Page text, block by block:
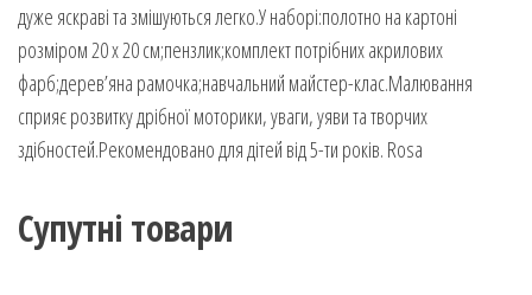
дуже яскраві та змішуються легко.У наборі:полотно на картоні
розміром 20 х 20 см;пензлик;комплект потрібних акрилових
фарб;дерев’яна рамочка;навчальний майстер-клас.Малювання
сприяє розвитку дрібної моторики, уваги, уяви та творчих
здібностей.Рекомендовано для дітей від 5-ти років. Rosa
Супутні товари